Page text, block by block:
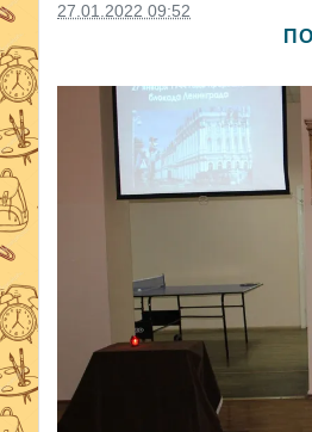
27.01.2022 09:52